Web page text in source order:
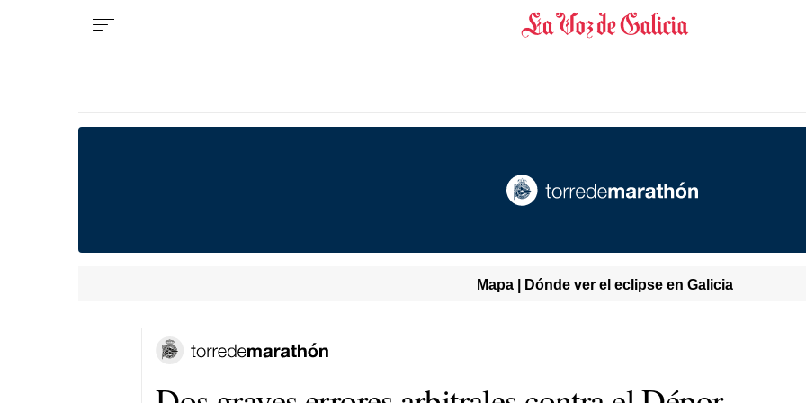
Mapa | Dónde ver el eclipse en Galicia